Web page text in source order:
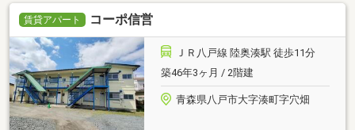
賃貸アパート コーポ信営
ＪＲ八戸線 陸奥湊駅 徒歩11分
築46年3ヶ月 / 2階建
青森県八戸市大字湊町字穴畑